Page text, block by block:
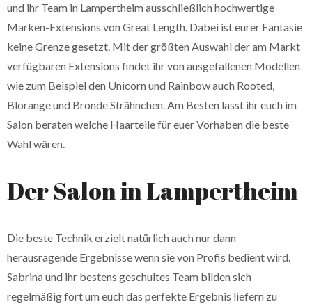
und ihr Team in Lampertheim ausschließlich hochwertige
Marken-Extensions von Great Length. Dabei ist eurer Fantasie
keine Grenze gesetzt. Mit der größten Auswahl der am Markt
verfügbaren Extensions findet ihr von ausgefallenen Modellen
wie zum Beispiel den Unicorn und Rainbow auch Rooted,
Blorange und Bronde Strähnchen. Am Besten lasst ihr euch im
Salon beraten welche Haarteile für euer Vorhaben die beste
Wahl wären.
Der Salon in Lampertheim
Die beste Technik erzielt natürlich auch nur dann
herausragende Ergebnisse wenn sie von Profis bedient wird.
Sabrina und ihr bestens geschultes Team bilden sich
regelmäßig fort um euch das perfekte Ergebnis liefern zu